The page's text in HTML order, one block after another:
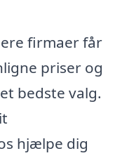
firmaer får
priser og
bedste valg.
hjælpe dig